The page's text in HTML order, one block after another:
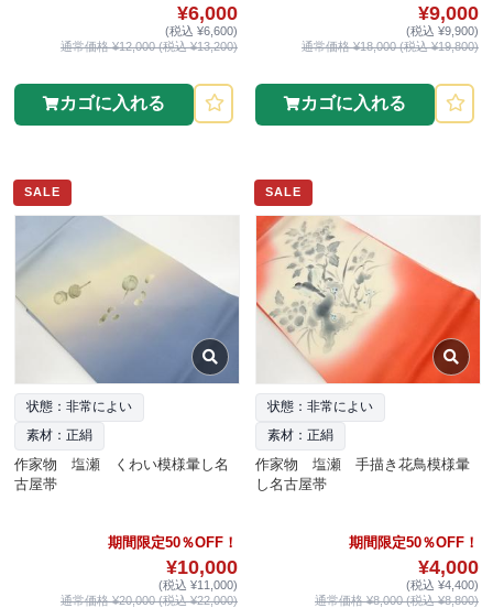
¥6,000
(税込 ¥6,600)
通常価格 ¥12,000 (税込 ¥13,200)
カゴに入れる
¥9,000
(税込 ¥9,900)
通常価格 ¥18,000 (税込 ¥19,800)
カゴに入れる
SALE
状態：非常によい
素材：正絹
作家物 塩瀬 くわい模様暈し名
古屋帯
期間限定50％OFF！
¥10,000
(税込 ¥11,000)
通常価格 ¥20,000 (税込 ¥22,000)
SALE
状態：非常によい
素材：正絹
作家物 塩瀬 手描き花鳥模様暈
し名古屋帯
期間限定50％OFF！
¥4,000
(税込 ¥4,400)
通常価格 ¥8,000 (税込 ¥8,800)